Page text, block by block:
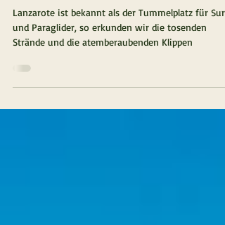
5.4 Surfer Strände & Paraglider
Klippen
Lanzarote ist bekannt als der Tummelplatz für